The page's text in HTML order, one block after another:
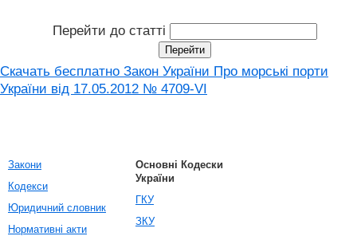
Перейти до статті
Скачать бесплатно Закон України Про морські порти
України від 17.05.2012 № 4709-VI
Закони
Кодекси
Юридичний словник
Нормативні акти
Основні Кодески
України
ГКУ
ЗКУ